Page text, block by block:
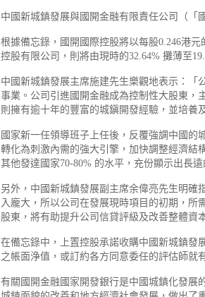
中國新城鎮發展與國開金融有限責任公司（「
根據備忘錄，國開國際控股將以每股0.246港
控股有限公司，則將由現時的32.64% 攤薄至
中國新城鎮發展主席施建先生樂觀地表示：「
事業。公司引進國開金融成為控制性大股東，
則擁有逾十年的豐富的城鎭開發經驗，並培養
國家新一任領導班子上任後，反覆強調中國
轉化為刺激內需的強大引擎，加快調整經濟結
其他發達國家70-80% 的水平，充份顯示出長
另外，中國新城鎮發展副主席余偉亮先生明確
入龐大，所以公司在發展現時項目的初期，
股東，將有助提升公司信貸評級及改善整體資
在備忘錄中，上置控股承諾收購中國新城鎮發
之帳面浄值，或訂約各方同意委任的評估師就
有關國開金融國家開發銀行是中國城鎮化發展